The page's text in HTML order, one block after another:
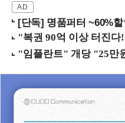
[단독] 명품퍼터 ~60%할